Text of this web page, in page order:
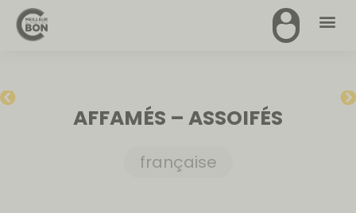
AFFAMÉS – ASSOIFÉS
française